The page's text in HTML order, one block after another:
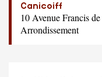
Canicoiff
10 Avenue Francis
Arrondissement